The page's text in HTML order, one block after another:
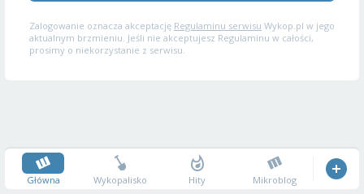
Zalogowanie oznacza akceptację Regulaminu serwisu Wykop.pl w jego
aktualnym brzmieniu. Jeśli nie akceptujesz Regulaminu w całości,
prosimy o niekorzystanie z serwisu.
Główna Wykopalisko Hity Mikroblog